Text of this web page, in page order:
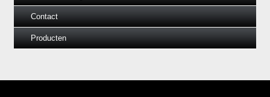
Contact
Producten